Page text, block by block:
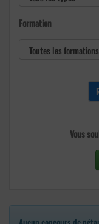
Formation
Vous